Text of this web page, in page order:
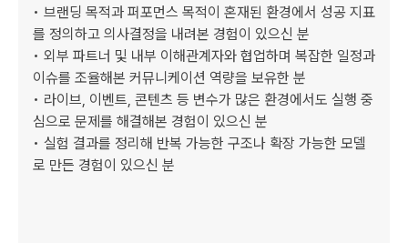
• 브랜딩 목적과 퍼포먼스 목적이 혼재된 환경에서 성공 지표
를 정의하고 의사결정을 내려본 경험이 있으신 분
• 외부 파트너 및 내부 이해관계자와 협업하며 복잡한 일정과
이슈를 조율해본 커뮤니케이션 역량을 보유한 분
• 라이브, 이벤트, 콘텐츠 등 변수가 많은 환경에서도 실행 중
심으로 문제를 해결해본 경험이 있으신 분
• 실험 결과를 정리해 반복 가능한 구조나 확장 가능한 모델
로 만든 경험이 있으신 분